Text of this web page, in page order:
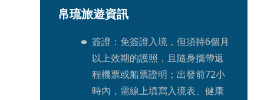
帛琉旅遊資訊
簽證：免簽證入境，但須持6個月
以上效期的護照，且隨身攜帶返
程機票或船票證明；出發前72小
時內，需線上填寫入境表、健康